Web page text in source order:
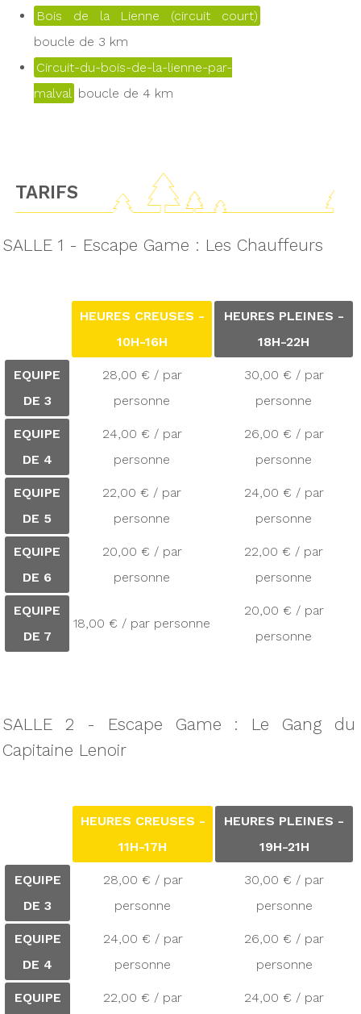
Bois de la Lienne (circuit court)
boucle de 3 km
Circuit-du-bois-de-la-lienne-par-
malval boucle de 4 km
TARIFS
SALLE 1 - Escape Game : Les Chauffeurs
HEURES CREUSES -
10H-16H
HEURES PLEINES -
18H-22H
EQUIPE
DE 3
28,00 € / par
personne
30,00 € / par
personne
EQUIPE
DE 4
24,00 € / par
personne
26,00 € / par
personne
EQUIPE
DE 5
22,00 € / par
personne
24,00 € / par
personne
EQUIPE
DE 6
20,00 € / par
personne
22,00 € / par
personne
EQUIPE
DE 7
18,00 € / par personne
20,00 € / par
personne
SALLE 2 - Escape Game : Le Gang du
Capitaine Lenoir
HEURES CREUSES -
11H-17H
HEURES PLEINES -
19H-21H
EQUIPE
DE 3
28,00 € / par
personne
30,00 € / par
personne
EQUIPE
DE 4
24,00 € / par
personne
26,00 € / par
personne
EQUIPE
22,00 € / par
24,00 € / par